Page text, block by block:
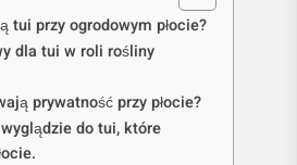
tui przy ogrodowym płocie?
dla tui w roli rośliny
prywatność przy płocie?
do tui, które